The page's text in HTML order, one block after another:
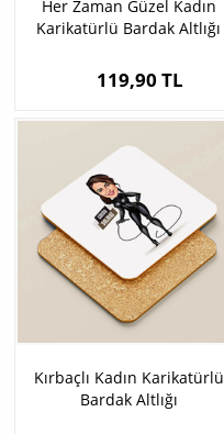
Her Zaman Güzel Kadın
Karikatürlü Bardak Altlığı
119,90 TL
Kırbaçlı Kadın Karikatürlü
Bardak Altlığı